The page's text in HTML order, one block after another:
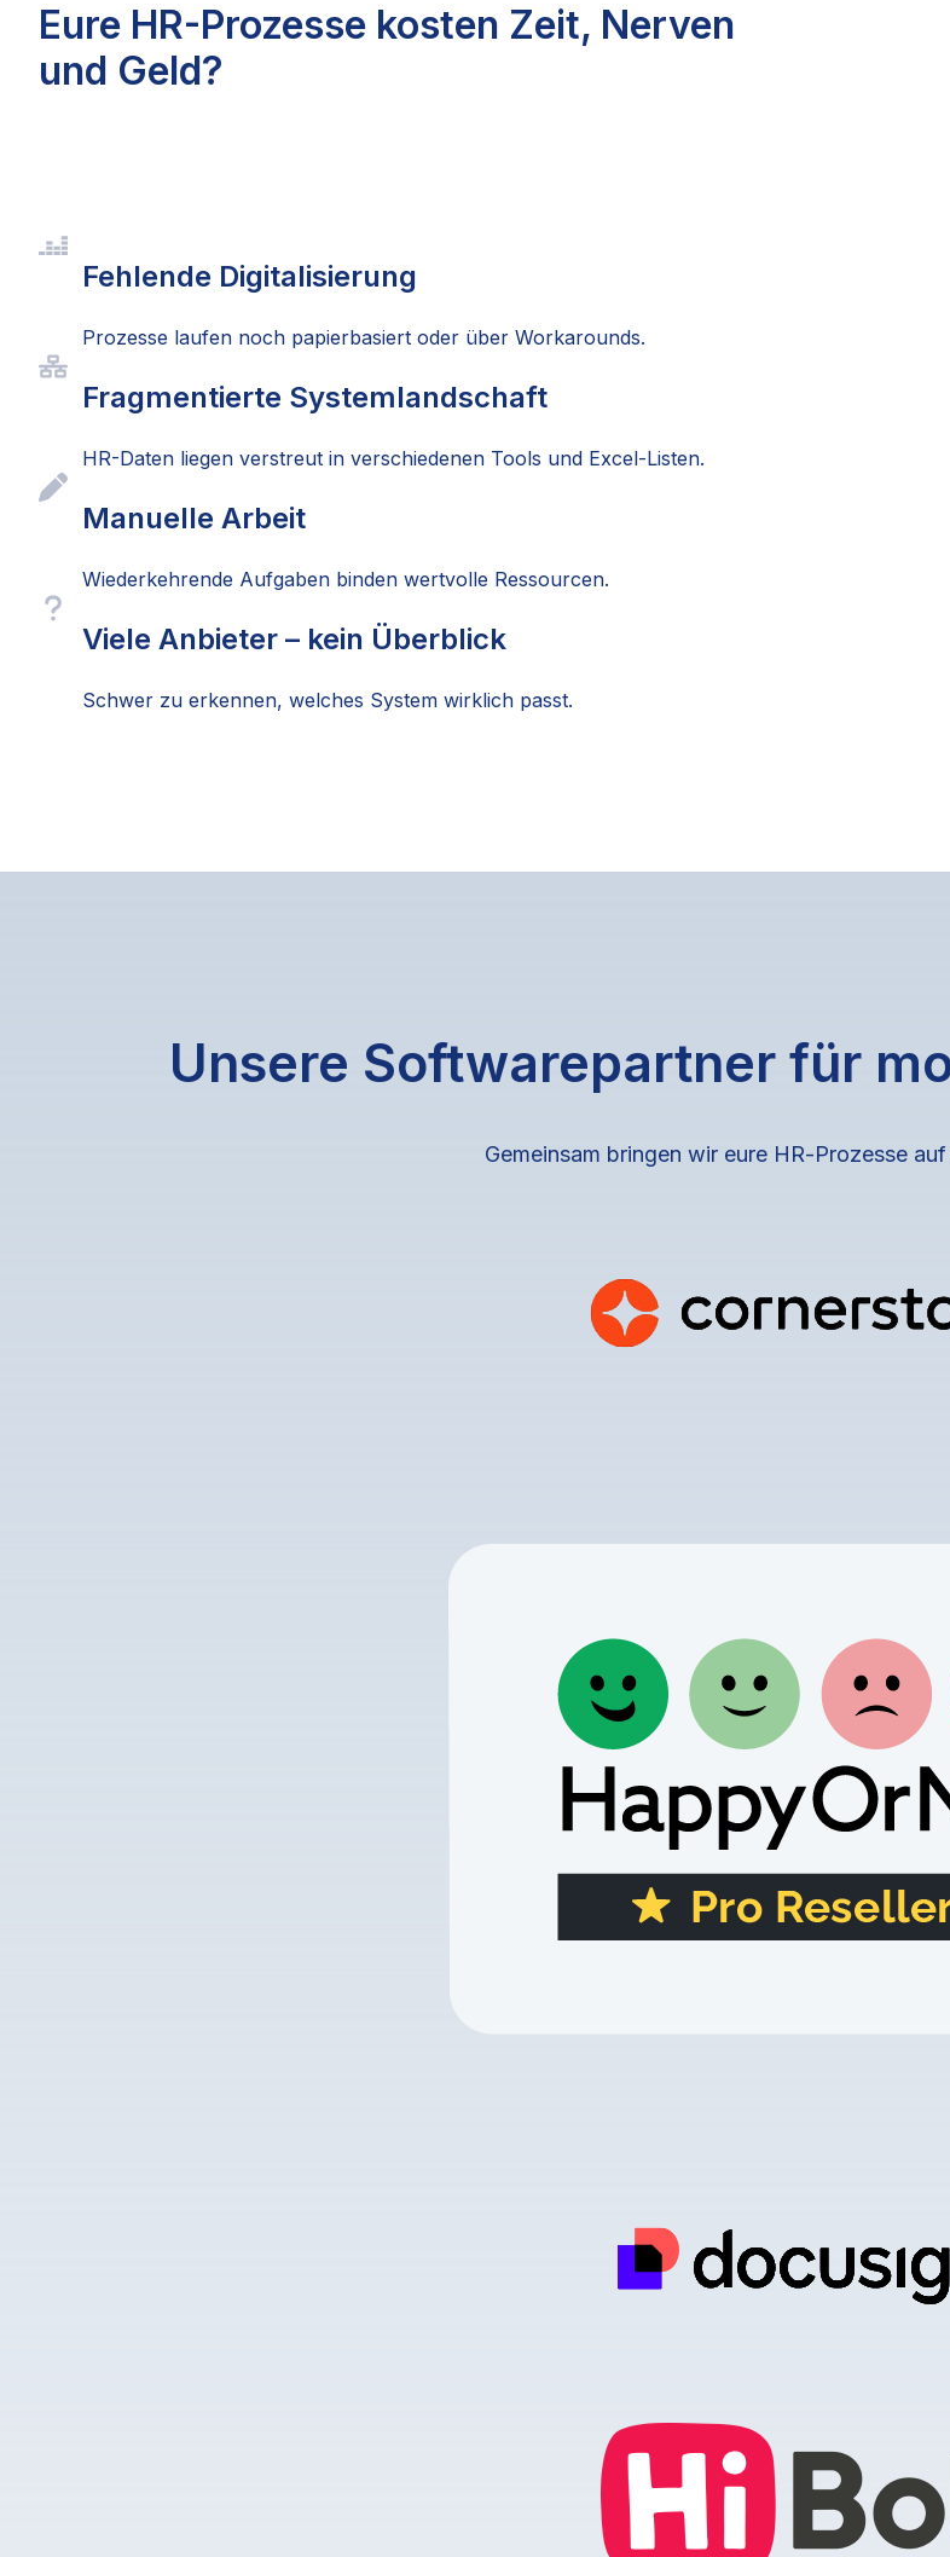
Eure HR-Prozesse kosten Zeit, Nerven
und Geld?
Fehlende Digitalisierung
Prozesse laufen noch papierbasiert oder über Workarounds.
Fragmentierte Systemlandschaft
HR-Daten liegen verstreut in verschiedenen Tools und Excel-Listen.
Manuelle Arbeit
Wiederkehrende Aufgaben binden wertvolle Ressourcen.
Viele Anbieter – kein Überblick
Schwer zu erkennen, welches System wirklich passt.
Unsere Softwarepartner für
Gemeinsam bringen wir eure HR‑Prozesse